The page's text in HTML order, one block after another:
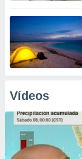
Vídeos